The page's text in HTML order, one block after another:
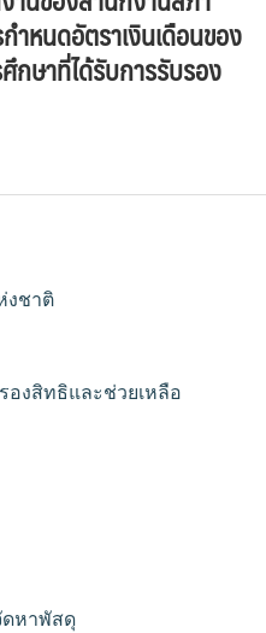
ำหนดอัตราเงินเดือนของ
ษาที่ได้รับการรับรอง
งชาติ
งสิทธิและช่วยเหลือ
ดหาพัสดุ